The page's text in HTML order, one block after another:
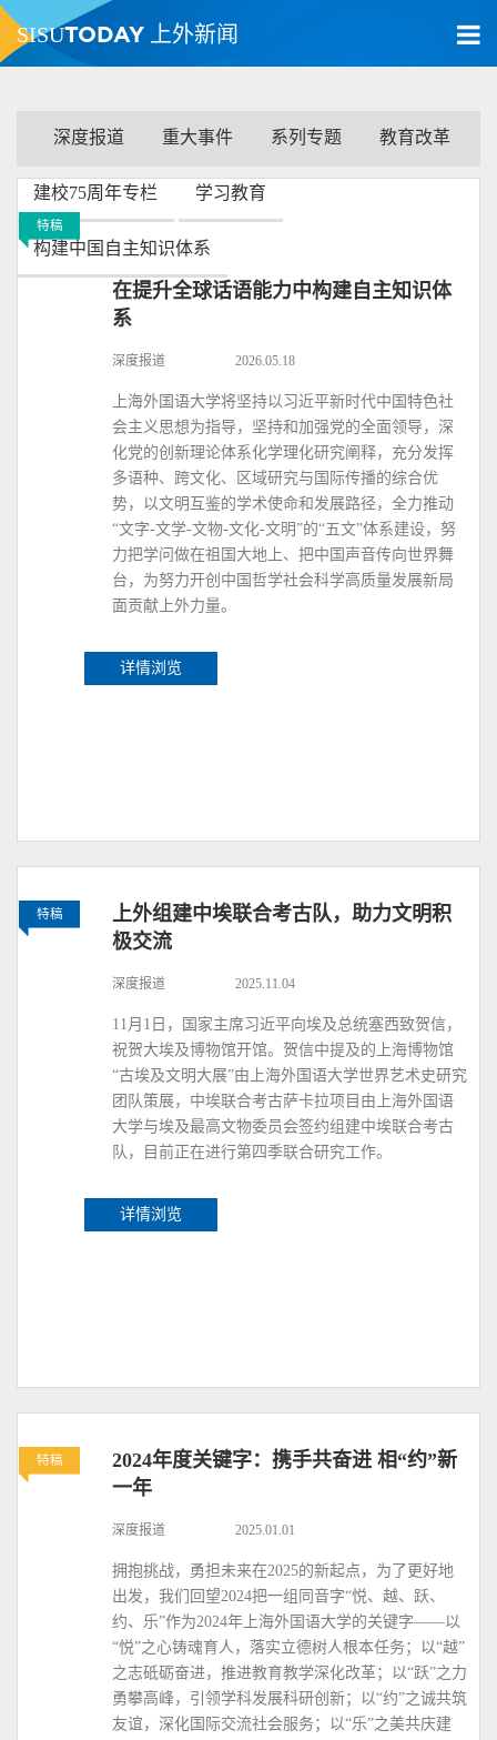
SISUTODAY 上外新闻
深度报道 重大事件 系列专题 教育改革
建校75周年专栏 学习教育
构建中国自主知识体系
特稿
在提升全球话语能力中构建自主知识体
系
深度报道 2026.05.18
上海外国语大学将坚持以习近平新时代中国特色社
会主义思想为指导，坚持和加强党的全面领导，深
化党的创新理论体系化学理化研究阐释，充分发挥
多语种、跨文化、区域研究与国际传播的综合优
势，以文明互鉴的学术使命和发展路径，全力推动
“文字-文学-文物-文化-文明”的“五文”体系建设，努
力把学问做在祖国大地上、把中国声音传向世界舞
台，为努力开创中国哲学社会科学高质量发展新局
面贡献上外力量。
详情浏览
特稿
上外组建中埃联合考古队，助力文明积
极交流
深度报道 2025.11.04
11月1日，国家主席习近平向埃及总统塞西致贺信，
祝贺大埃及博物馆开馆。贺信中提及的上海博物馆
“古埃及文明大展”由上海外国语大学世界艺术史研究
团队策展，中埃联合考古萨卡拉项目由上海外国语
大学与埃及最高文物委员会签约组建中埃联合考古
队，目前正在进行第四季联合研究工作。
详情浏览
特稿
2024年度关键字：携手共奋进 相“约”新
一年
深度报道 2025.01.01
拥抱挑战，勇担未来在2025的新起点，为了更好地
出发，我们回望2024把一组同音字“悦、越、跃、
约、乐”作为2024年上海外国语大学的关键字——以
“悦”之心铸魂育人，落实立德树人根本任务；以“越”
之志砥砺奋进，推进教育教学深化改革；以“跃”之力
勇攀高峰，引领学科发展科研创新；以“约”之诚共筑
友谊，深化国际交流社会服务；以“乐”之美共庆建